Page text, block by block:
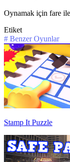
Oynamak için fare
Etiket
# Benzer Oyunlar
Stamp It Puzzle